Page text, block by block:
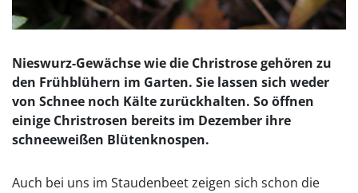
Nieswurz-Gewächse wie die Christrose gehören zu
den Frühblühern im Garten. Sie lassen sich weder
von Schnee noch Kälte zurückhalten. So öffnen
einige Christrosen bereits im Dezember ihre
schneeweißen Blütenknospen.
Auch bei uns im Staudenbeet zeigen sich schon die